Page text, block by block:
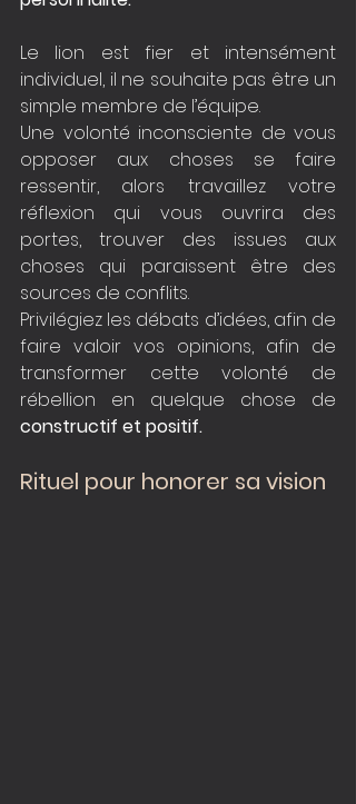
Le lion est fier et intensément
individuel, il ne souhaite pas être un
simple membre de l’équipe.
Une volonté inconsciente de vous
opposer aux choses se faire
ressentir, alors travaillez votre
réflexion qui vous ouvrira des
portes, trouver des issues aux
choses qui paraissent être des
sources de conflits.
Privilégiez les débats d’idées, afin de
faire valoir vos opinions, afin de
transformer cette volonté de
rébellion en quelque chose de
constructif et positif.
Rituel pour honorer sa vision